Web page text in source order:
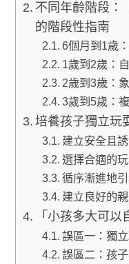
不同年齡階段：
的階段性指南
6個月到1歲
1歲到2歲：
2歲到3歲：
3歲到5歲：
培養孩子獨立玩
建立安全且
選擇合適的
循序漸進地
建立良好的
「小孩多大可
誤區一：獨
誤區二：孩